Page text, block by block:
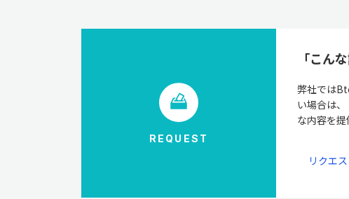
REQUEST
「こん
弊社では
い場合は
な内容を
リクエ